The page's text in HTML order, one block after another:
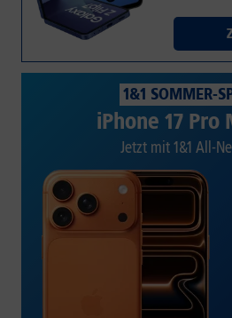
1&1 SOMMER-
iPhone 17 Pro
Jetzt mit 1&1 All-